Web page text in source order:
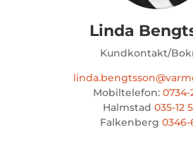
Linda
Kundkontakt/
Mobiltelefon: 0734-
Halmstad035-12
Falkenberg0346-